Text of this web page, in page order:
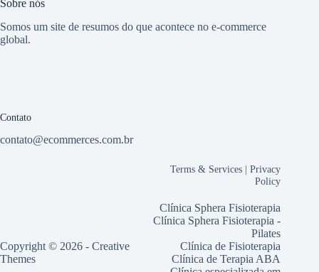
Sobre nós
Somos um site de resumos do que acontece no e-commerce
global.
Contato
contato@ecommerces.com.br
Copyright © 2026 - Creative
Themes
Terms & Services |Privacy
Policy
Clínica Sphera Fisioterapia
Clínica Sphera Fisioterapia -
Pilates
Clínica de Fisioterapia
Clínica de Terapia ABA